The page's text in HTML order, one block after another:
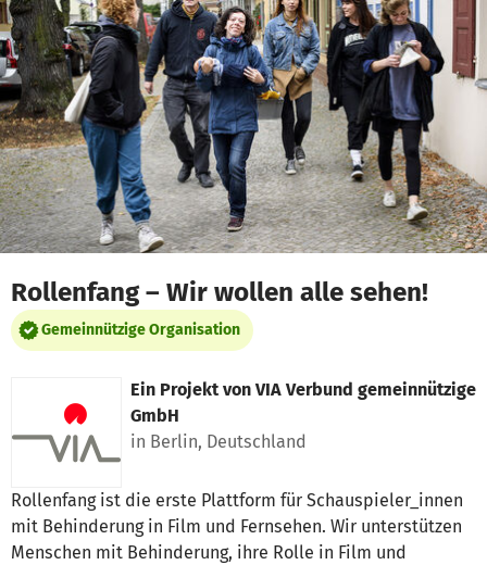
Zum Hauptinhalt springen
Erklärung zur Barrierefreiheit anzeigen
Rollenfang – Wir wollen alle sehen!
Gemeinnützige Organisation
Ein Projekt von VIA Verbund gemeinnützige
GmbH
in Berlin, Deutschland
Rollenfang ist die erste Plattform für Schauspieler_innen
mit Behinderung in Film und Fernsehen. Wir unterstützen
Menschen mit Behinderung, ihre Rolle in Film und